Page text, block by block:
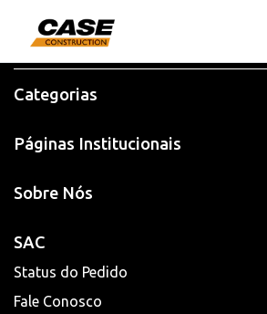
Categorias
Páginas Institucionais
Sobre Nós
SAC
Status do Pedido
Fale Conosco